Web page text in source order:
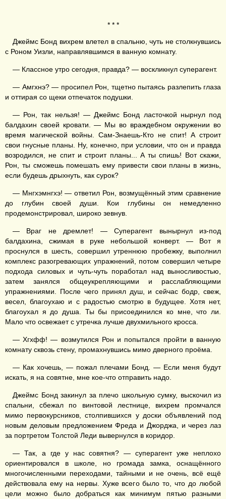
* * *
Джеймс Бонд вихрем влетел в спальню, чуть не столкнувшись
с Роном Уизли, направлявшимся в ванную комнату.
— Классное утро сегодня, правда? — воскликнул суперагент.
— Амгхнэ? — просипел Рон, тщетно пытаясь разлепить глаза
и оттирая со щеки отпечаток подушки.
— Рон, так нельзя! — Джеймс Бонд ласточкой нырнул под
балдахин своей кровати. — Мы во враждебном окружении во
время магической войны. Сам-Знаешь-Кто не спит! А строит
свои гнусные планы. Ну, конечно, при условии, что он и правда
возродился, не спит и строит планы... А ты спишь! Вот скажи,
Рон, ты сможешь помешать ему привести свои планы в жизнь,
если будешь дрыхнуть, как сурок?
— Мнгхэмнгхэ! — ответил Рон, возмущённый этим сравнение
до глубин своей души. Кои глубины он немедленно
продемонстрировал, широко зевнув.
— Враг не дремлет! — Суперагент вынырнул из-под
балдахина, сжимая в руке небольшой конверт. — Вот я
проснулся в шесть, совершил утреннюю пробежку, выполнил
комплекс разогревающих упражнений, потом совершил четыре
подхода силовых и чуть-чуть поработал над выносливостью,
затем занялся общеукрепляющими и расслабляющими
упражнениями. После чего принял душ, и сейчас бодр, свеж,
весел, благоухаю и с радостью смотрю в будущее. Хотя нет,
благоухал я до душа. Ты бы присоединился ко мне, что ли.
Мало что освежает с утречка лучше двухмильного кросса.
— Хгхфф! — возмутился Рон и попытался пройти в ванную
комнату сквозь стену, промахнувшись мимо дверного проёма.
— Как хочешь, — пожал плечами Бонд. — Если меня будут
искать, я на совятне, мне кое-что отправить надо.
Джеймс Бонд закинул за плечо школьную сумку, выскочил из
спальни, сбежал по винтовой лестнице, вихрем промчался
мимо первокурсников, столпившихся у доски объявлений под
новым деловым предложением Фреда и Джорджа, и через лаз
за портретом Толстой Леди вывернулся в коридор.
— Так, а где у нас совятня? — суперагент уже неплохо
ориентировался в школе, но громада замка, оснащённого
многочисленными переходами, тайными и не очень, всё ещё
действовала ему на нервы. Хуже всего было то, что до любой
цели можно было добраться как минимум пятью разными